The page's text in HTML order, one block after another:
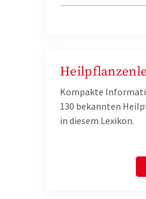
Kompakte
130 bekannten
in diesem Lexikon.